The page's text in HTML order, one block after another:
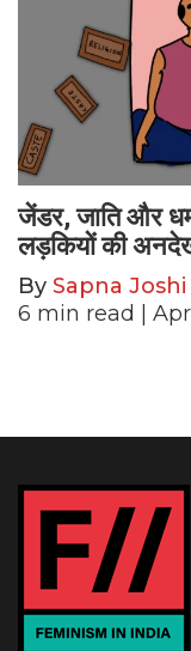
जेंडर, जाति और
लड़कियों की
By Sapna Joshi
6 min read |